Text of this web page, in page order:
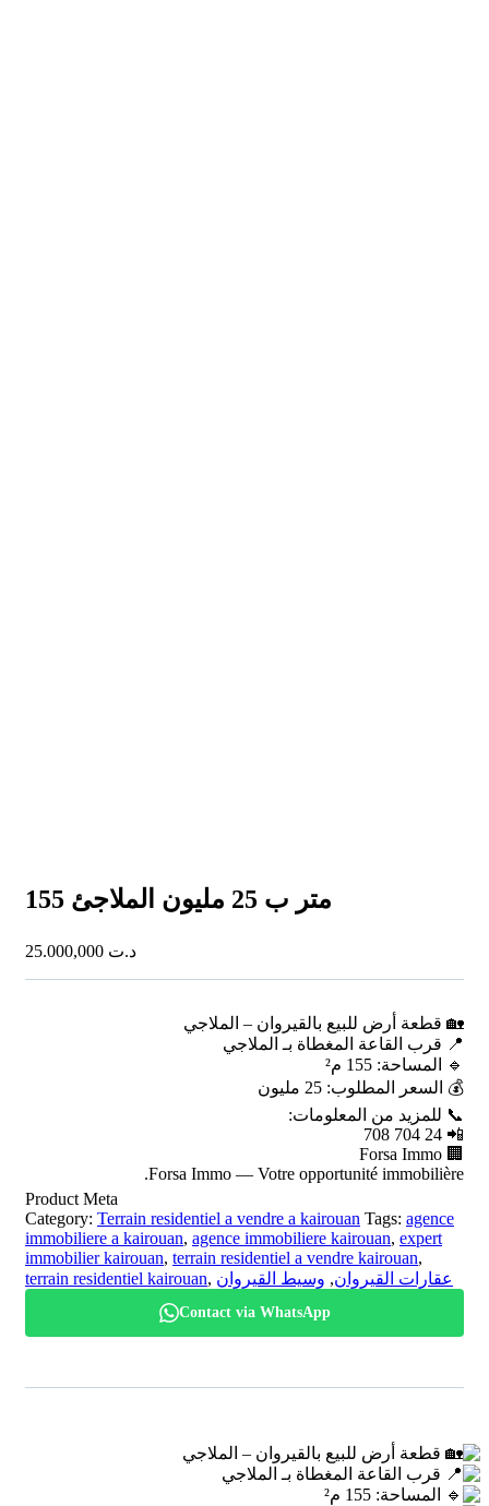
155 متر ب 25 مليون الملاجئ
د.ت
🏡 قطعة أرض للبيع بالقيروان – الملاجي
📍 قرب القاعة المغطاة بـ الملاجي
🔹 المساحة: 155 م²
💰 السعر المطلوب: 25 مليون
📞 للمزيد من المعلومات:
📲 24 704 708
🏢 Forsa Immo
Forsa Immo — Votre opportunité immobilière.
Product Meta
Category: Terrain residentiel a vendre a kairouan Tags: agence
immobiliere a kairouan, agence immobiliere kairouan, expert
immobilier kairouan, terrain residentiel a vendre kairouan,
terrain residentiel kairouan, عقارات القيروان, وسيط القيروان
Contact via WhatsApp
قطعة أرض للبيع بالقيروان – الملاجي
قرب القاعة المغطاة بـ الملاجي
المساحة: 155 م²